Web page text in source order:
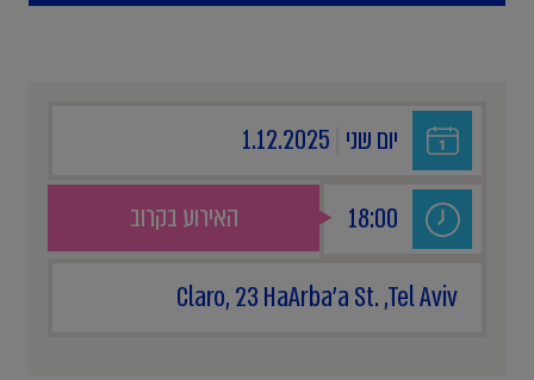
יום שני
18:00 האירוע בקרוב
Claro, 23 HaArba'a St. ,Tel Aviv